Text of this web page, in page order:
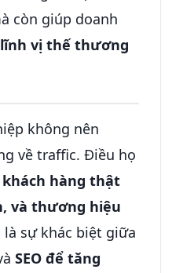
còn giúp doanh
vị thế thương
không nên
về traffic. Điều họ
hàng thật
và thương hiệu
là sự khác biệt giữa
SEO để tăng